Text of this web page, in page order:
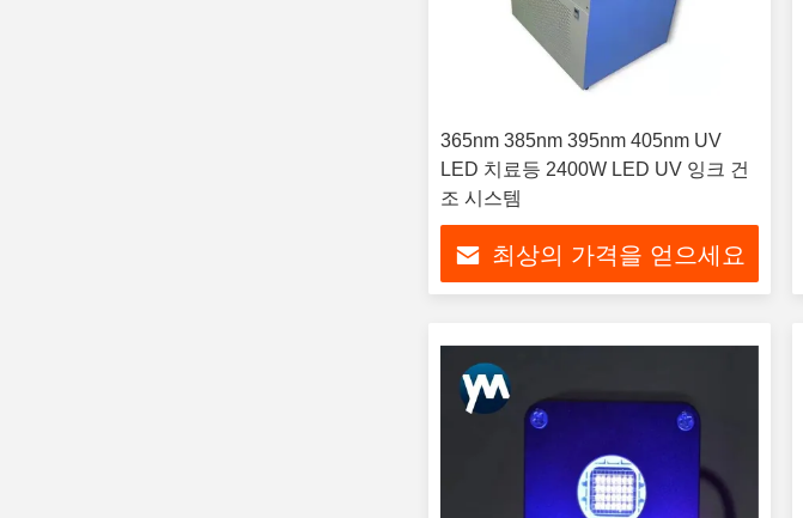
365nm 385nm 395nm 405nm UV
LED 치료등 2400W LED UV 잉크 건
조 시스템
최상의 가격을 얻으세요